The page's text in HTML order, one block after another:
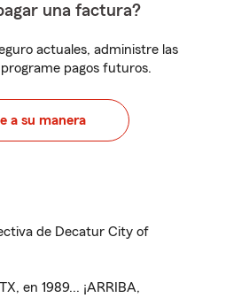
una factura?
actuales, administre las
pagos futuros.
a su manera
de Decatur City of
en 1989... ¡ARRIBA,